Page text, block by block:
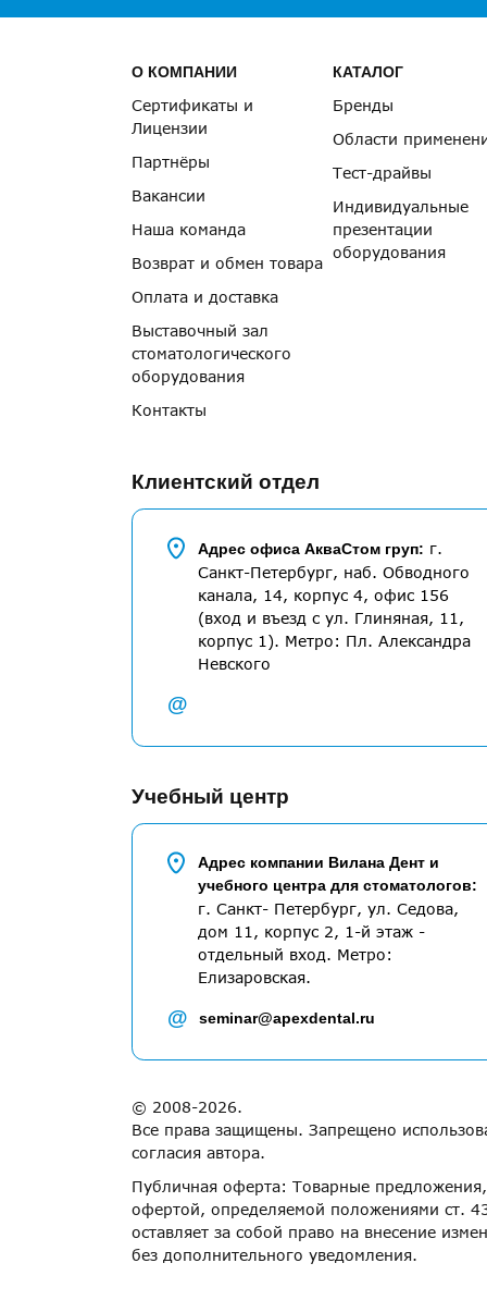
О КОМПАНИИ
Сертификаты и
Лицензии
Партнёры
Вакансии
Наша команда
Возврат и обмен товара
Оплата и доставка
Выставочный зал
стоматологического
оборудования
Контакты
КАТАЛОГ
Бренды
Области
Тест-драйвы
Индивидуальные
презентации
оборудования
Клиентский отдел
Адрес офиса АкваСтом груп: г.
Санкт-Петербург, наб. Обводного
канала, 14, корпус 4, офис 156
(вход и въезд с ул. Глиняная, 11,
корпус 1). Метро: Пл. Александра
Невского
@
Учебный центр
Адрес компании Вилана Дент и
учебного центра для стоматологов:
г. Санкт- Петербург, ул. Седова,
дом 11, корпус 2, 1-й этаж -
отдельный вход. Метро:
Елизаровская.
@ seminar@apexdental.ru
© 2008-2026.
Все права защищены. Запрещено
согласия автора.
Публичная оферта: Товарные
офертой, определяемой положениями ст.
оставляет за собой право на внесение
без дополнительного уведомления.